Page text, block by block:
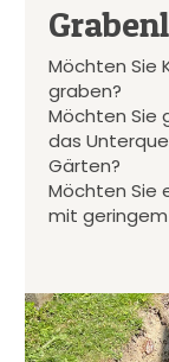
Möchten Sie
graben?
Möchten Sie
das
Gärten?
Möchten Sie
mit